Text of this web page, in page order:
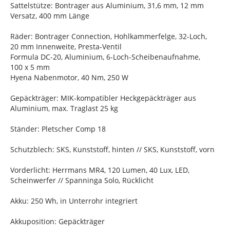
Sattelstütze: Bontrager aus Aluminium, 31,6 mm, 12 mm
Versatz, 400 mm Länge
Räder: Bontrager Connection, Hohlkammerfelge, 32-Loch,
20 mm Innenweite, Presta-Ventil
Formula DC-20, Aluminium, 6-Loch-Scheibenaufnahme,
100 x 5 mm
Hyena Nabenmotor, 40 Nm, 250 W
Gepäckträger: MIK-kompatibler Heckgepäckträger aus
Aluminium, max. Traglast 25 kg
Ständer: Pletscher Comp 18
Schutzblech: SKS, Kunststoff, hinten // SKS, Kunststoff, vorn
Vorderlicht: Herrmans MR4, 120 Lumen, 40 Lux, LED,
Scheinwerfer // Spanninga Solo, Rücklicht
Akku: 250 Wh, in Unterrohr integriert
Akkuposition: Gepäckträger